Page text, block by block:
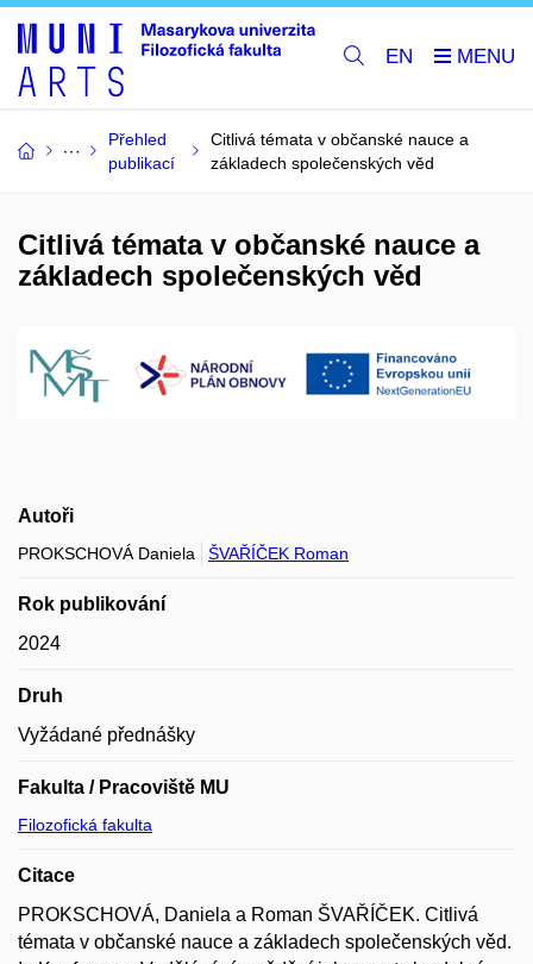
EN
Přehled
publikací
Citlivá témata v občanské nauce a
základech společenských věd
Citlivá témata v občanské nauce a
základech společenských věd
Autoři
PROKSCHOVÁ Daniela ŠVAŘÍČEK Roman
Rok publikování
2024
Druh
Vyžádané přednášky
Fakulta / Pracoviště MU
Filozofická fakulta
Citace
PROKSCHOVÁ, Daniela a Roman ŠVAŘÍČEK. Citlivá
témata v občanské nauce a základech společenských věd.